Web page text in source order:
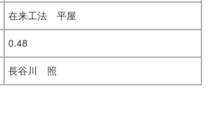
在来工法 平屋
0.48
長谷川 照